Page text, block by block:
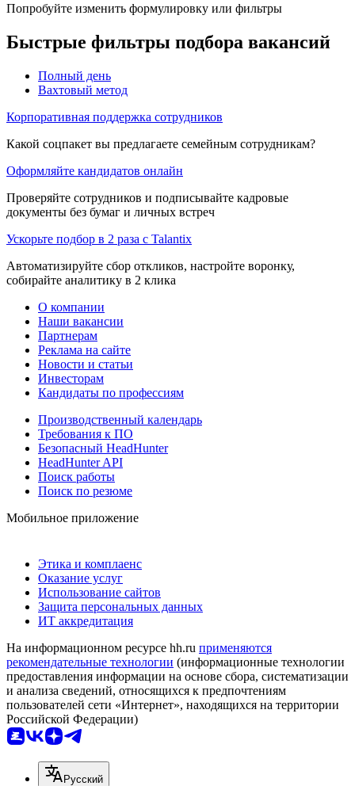
Попробуйте изменить формулировку или фильтры
Быстрые фильтры подбора вакансий
Полный день
Вахтовый метод
Корпоративная поддержка сотрудников
Какой соцпакет вы предлагаете семейным сотрудникам?
Оформляйте кандидатов онлайн
Проверяйте сотрудников и подписывайте кадровые
документы без бумаг и личных встреч
Ускорьте подбор в 2 раза с Talantix
Автоматизируйте сбор откликов, настройте воронку,
собирайте аналитику в 2 клика
О компании
Наши вакансии
Партнерам
Реклама на сайте
Новости и статьи
Инвесторам
Кандидаты по профессиям
Производственный календарь
Требования к ПО
Безопасный HeadHunter
HeadHunter API
Поиск работы
Поиск по резюме
Мобильное приложение
Этика и комплаенс
Оказание услуг
Использование сайтов
Защита персональных данных
ИТ аккредитация
На информационном ресурсе hh.ru применяются
рекомендательные технологии (информационные технологии
предоставления информации на основе сбора, систематизации
и анализа сведений, относящихся к предпочтениям
пользователей сети «Интернет», находящихся на территории
Российской Федерации)
Русский